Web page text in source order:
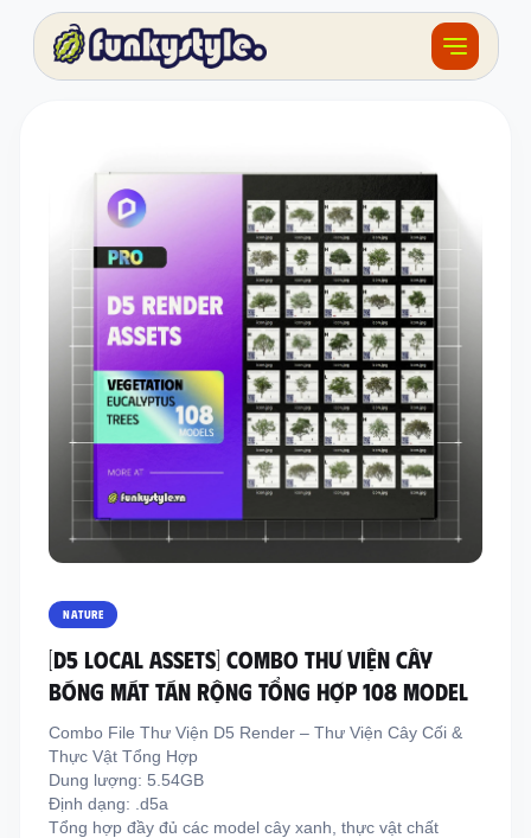
Khóa học
Tài nguyên
Giải thưởng
Đồ án
F.BLOG
Địa chỉ:
Email:
funkystylemanage@gmail.com
Đăng nhập
Đăng ký
NATURE
[D5 LOCAL ASSETS] COMBO THƯ VIỆN CÂY
BÓNG MÁT TÁN RỘNG TỔNG HỢP 108 MODEL
Combo File Thư Viện D5 Render – Thư Viện Cây Cối &
Thực Vật Tổng Hợp
Dung lượng: 5.54GB
Định dạng: .d5a
Tổng hợp đầy đủ các model cây xanh, thực vật chất